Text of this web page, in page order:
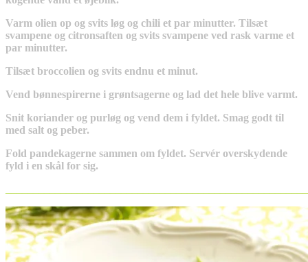
Varm olien op og svits løg og chili et par minutter. Tilsæt
svampene og citronsaften og svits svampene ved rask varme et
par minutter.
Tilsæt broccolien og svits endnu et minut.
Vend bønnespirerne i grøntsagerne og lad det hele blive varmt.
Snit koriander og purløg og vend dem i fyldet. Smag godt til
med salt og peber.
Fold pandekagerne sammen om fyldet. Servér overskydende
fyld i en skål for sig.